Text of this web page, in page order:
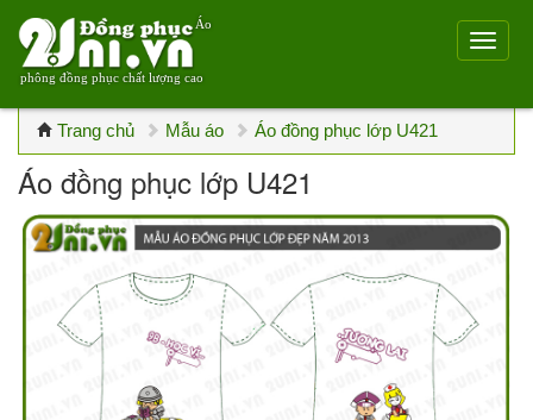
Áo
phông đồng phục chất lượng cao
Trang chủ Mẫu áo Áo đồng phục lớp U421
Áo đồng phục lớp U421